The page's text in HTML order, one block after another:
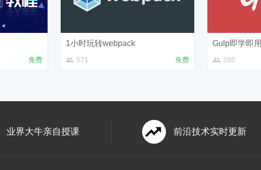
免费
1小时玩转webpack
571 免费
Gulp即学即用
285
业界大牛亲自授课 前沿技术实时更新